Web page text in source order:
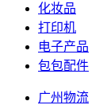
化妆品
打印机
电子产品
包包配件
广州物流